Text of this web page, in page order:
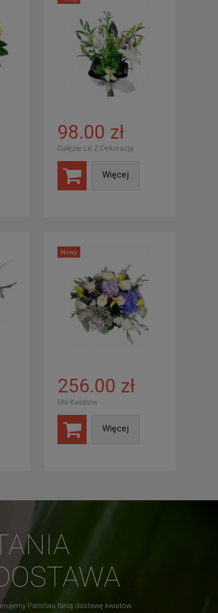
98.00 zł
Gałęzie Lili Z Dekoracją
Więcej
Nowy
256.00 zł
Mix Kwiatów
Więcej
Państwu tanią dostawę kwiatów